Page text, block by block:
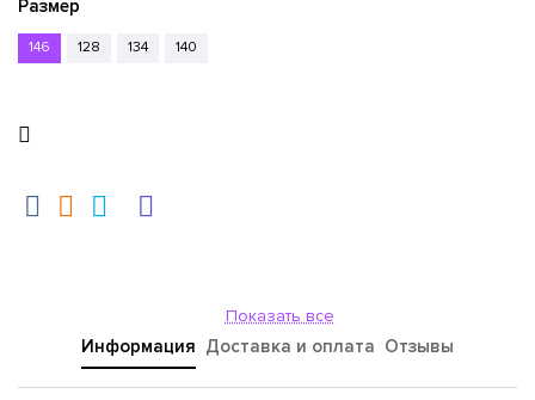
Размер
146 128 134 140
Показать все
Информация Доставка и оплата Отзывы